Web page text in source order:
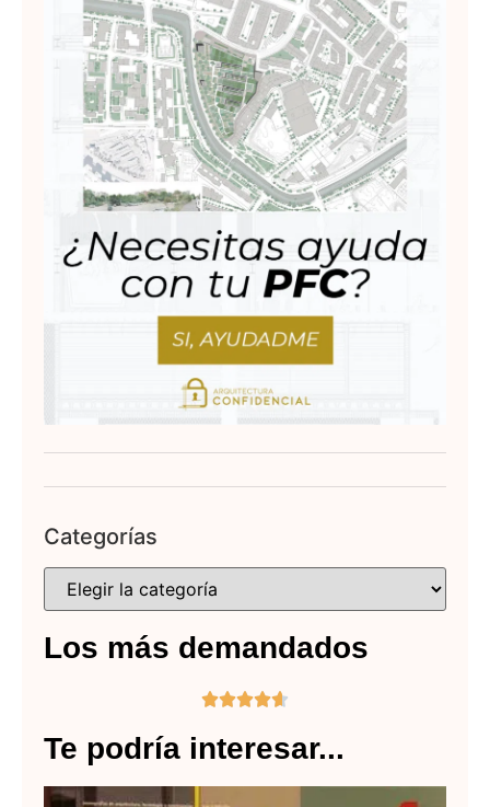
Categorías
Los más demandados

Te podría interesar...